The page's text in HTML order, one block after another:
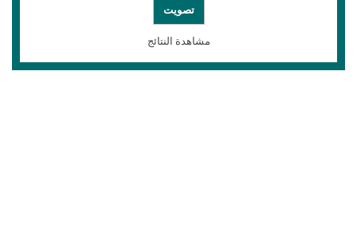
مشاهدة النتائج